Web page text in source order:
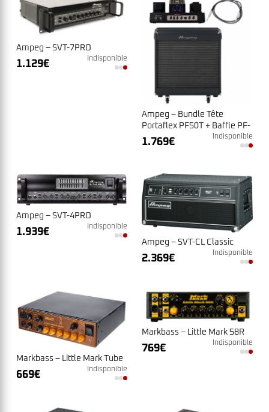
Ampeg – SVT-7PRO
1.129€ Indisponible
Ampeg – Bundle Tête
Portaflex PF50T + Baffle PF-
115HE
1.769€ Indisponible
Ampeg – SVT-4PRO
1.939€ Indisponible
Ampeg – SVT-CL Classic
2.369€ Indisponible
Markbass – Little Mark Tube
669€ Indisponible
Markbass – Little Mark 58R
769€ Indisponible